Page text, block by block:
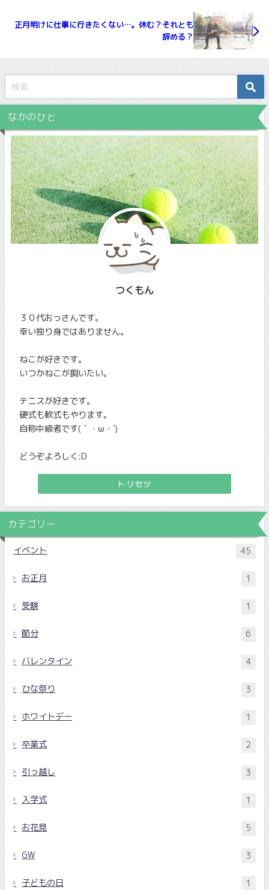
正月明けに仕事に行きたくない…。休む？それとも
辞める？
なかのひと
つくもん
３０代おっさんです。
幸い独り身ではありません。
ねこが好きです。
いつかねこが飼いたい。
テニスが好きです。
硬式も軟式もやります。
自称中級者です(｀・ω・´)
どうぞよろしく:D
トリセツ
カテゴリー
イベント 45
お正月 1
受験 1
節分 6
バレンタイン 4
ひな祭り 3
ホワイトデー 1
卒業式 2
引っ越し 3
入学式 1
お花見 5
GW 3
子どもの日 1